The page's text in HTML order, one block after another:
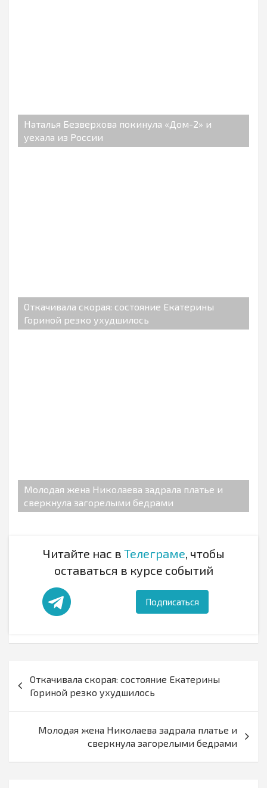
Наталья Безверхова покинула «Дом-2» и
уехала из России
Откачивала скорая: состояние Екатерины
Гориной резко ухудшилось
Молодая жена Николаева задрала платье и
сверкнула загорелыми бедрами
Читайте нас в Телеграме, чтобы
оставаться в курсе событий
Подписаться
по
записям
Откачивала скорая: состояние Екатерины
Гориной резко ухудшилось
Молодая жена Николаева задрала платье и
сверкнула загорелыми бедрами